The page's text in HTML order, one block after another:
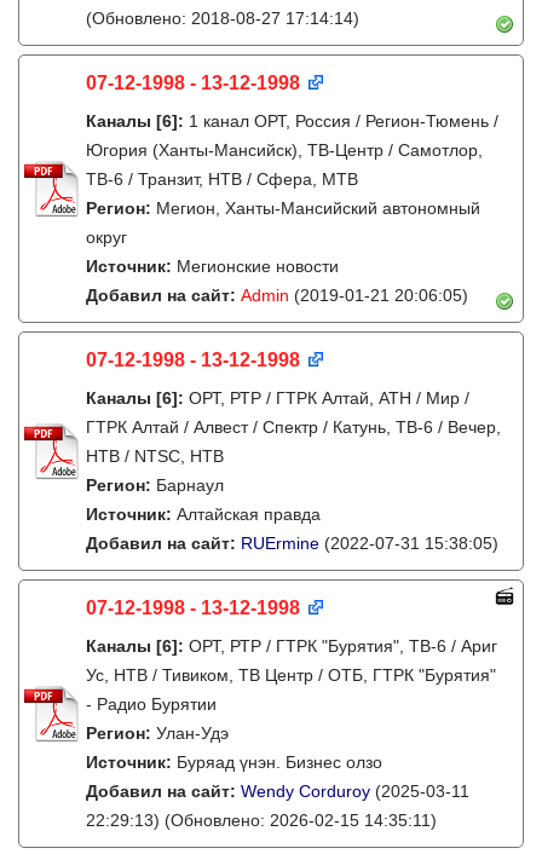
(Обновлено: 2018-08-27 17:14:14)
07-12-1998 - 13-12-1998
Каналы [6]: 1 канал ОРТ, Россия / Регион-Тюмень /
Югория (Ханты-Мансийск), ТВ-Центр / Самотлор,
ТВ-6 / Транзит, НТВ / Сфера, МТВ
Регион: Мегион, Ханты-Мансийский автономный
округ
Источник: Мегионские новости
Добавил на сайт: Admin (2019-01-21 20:06:05)
07-12-1998 - 13-12-1998
Каналы [6]: ОРТ, РТР / ГТРК Алтай, АТН / Мир /
ГТРК Алтай / Алвест / Спектр / Катунь, ТВ-6 / Вечер,
НТВ / NTSC, НТВ
Регион: Барнаул
Источник: Алтайская правда
Добавил на сайт: RUErmine (2022-07-31 15:38:05)
07-12-1998 - 13-12-1998
Каналы [6]: ОРТ, РТР / ГТРК "Бурятия", ТВ-6 / Ариг
Ус, НТВ / Тивиком, ТВ Центр / ОТБ, ГТРК "Бурятия"
- Радио Бурятии
Регион: Улан-Удэ
Источник: Буряад үнэн. Бизнес олзо
Добавил на сайт: Wendy Corduroy (2025-03-11
22:29:13) (Обновлено: 2026-02-15 14:35:11)